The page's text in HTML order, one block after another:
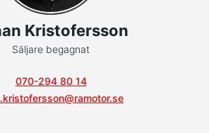
Kristofersson
Säljare begagnat
070-294 80 14